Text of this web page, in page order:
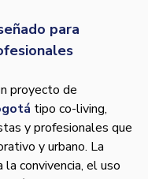
para
proyecto de
tipo co-living,
y profesionales que
y urbano. La
convivencia, el uso